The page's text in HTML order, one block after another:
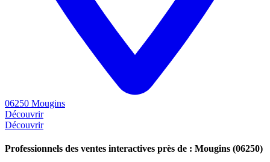
06250 Mougins
Découvrir
Découvrir
Professionnels des ventes interactives près de : Mougins (06250)